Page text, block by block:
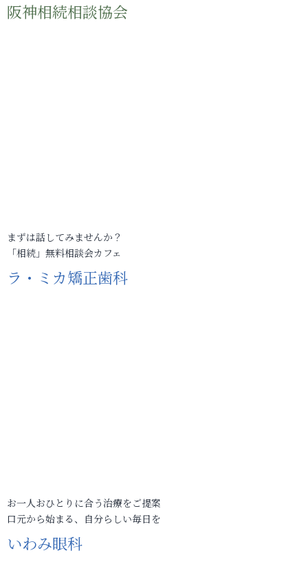
阪神相続相談協会
まずは話してみませんか？
「相続」無料相談会カフェ
ラ・ミカ矯正歯科
お一人おひとりに合う治療をご提案
口元から始まる、自分らしい毎日を
いわみ眼科